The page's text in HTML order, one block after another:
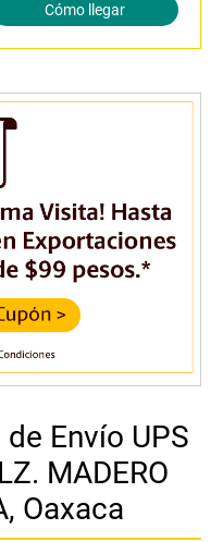
Cómo llegar
Envío UPS
MADERO
Oaxaca